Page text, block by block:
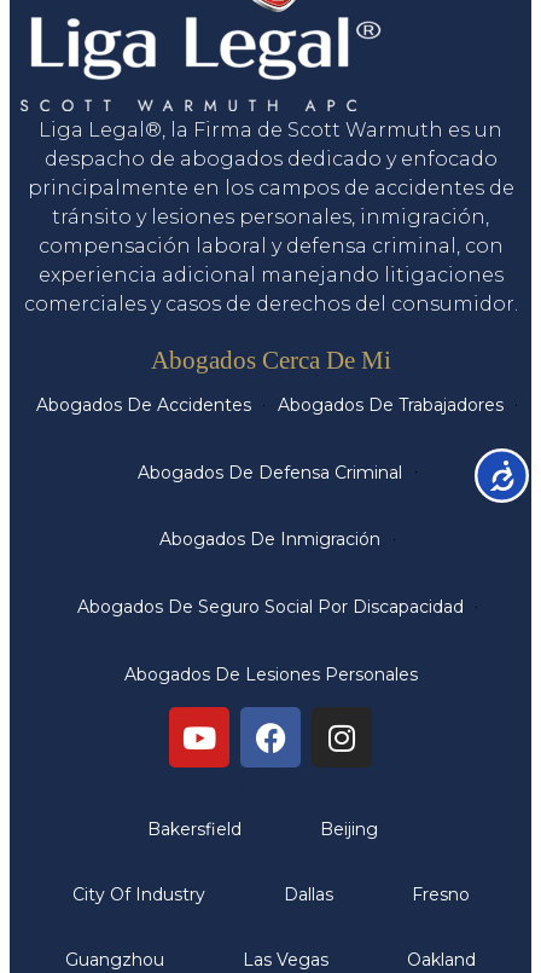
Liga Legal®, la Firma de Scott Warmuth es un
despacho de abogados dedicado y enfocado
principalmente en los campos de accidentes de
tránsito y lesiones personales, inmigración,
compensación laboral y defensa criminal, con
experiencia adicional manejando litigaciones
comerciales y casos de derechos del consumidor.
Abogados Cerca De Mi
Abogados De Accidentes Abogados De Trabajadores
Abogados De Defensa Criminal
Abogados De Inmigración
Abogados De Seguro Social Por Discapacidad
Abogados De Lesiones Personales
Bakersfield Beijing
City Of Industry Dallas Fresno
Guangzhou Las Vegas Oakland